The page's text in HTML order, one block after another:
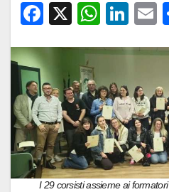
F
c
e
b
o
o
k
X
W
at
s
A
p
p
Li
k
e
dI
n
I 29 corsisti assieme ai